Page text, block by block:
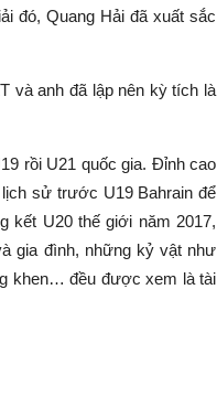
đó, Quang Hải đã xuất sắc
và anh đã lập nên kỳ tích là
rồi U21 quốc gia. Đỉnh cao
lịch sử trước U19 Bahrain để
kết U20 thế giới năm 2017,
gia đình, những kỷ vật như
khen… đều được xem là tài